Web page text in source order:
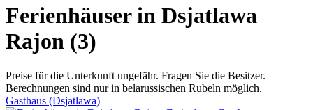
Ferienhäuser in Dsjatlawa
Rajon (3)
Preise für die Unterkunft ungefähr. Fragen Sie die Besitzer.
Berechnungen sind nur in belarussischen Rubeln möglich.
Gasthaus (Dsjatlawa)